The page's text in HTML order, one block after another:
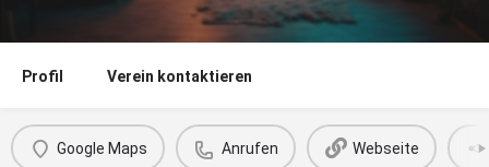
Profil Verein kontaktieren
Google Maps Anrufen Webseite